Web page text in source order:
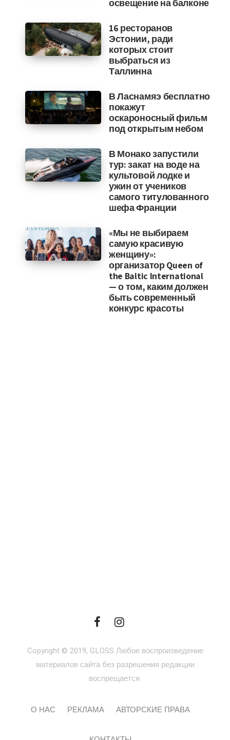
освещение на балконе
16 ресторанов
Эстонии, ради
которых стоит
выбраться из
Таллинна
В Ласнамяэ бесплатно
покажут
оскароносный фильм
под открытым небом
В Монако запустили
тур: закат на воде на
культовой лодке и
ужин от учеников
самого титулованного
шефа Франции
«Мы не выбираем
самую красивую
женщину»:
организатор Queen of
the Baltic International
— о том, каким должен
быть современный
конкурс красоты
Copyright © 2019, GLOSS Любое воспроизведение
материалов сайта без разрешения редакции
воспрещается.
О НАС РЕКЛАМА АВТОРСКИЕ ПРАВА